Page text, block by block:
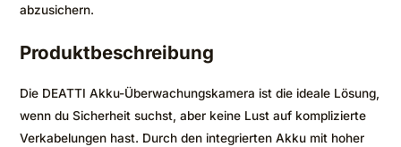
abzusichern.
Produktbeschreibung
Die DEATTI Akku-Überwachungskamera ist die ideale Lösung,
wenn du Sicherheit suchst, aber keine Lust auf komplizierte
Verkabelungen hast. Durch den integrierten Akku mit hoher